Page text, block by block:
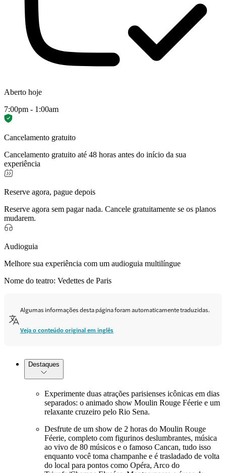
Aberto hoje
7:00pm - 1:00am
Cancelamento gratuito
Cancelamento gratuito até 48 horas antes do início da sua
experiência
Reserve agora, pague depois
Reserve agora sem pagar nada. Cancele gratuitamente se os planos
mudarem.
Audioguia
Melhore sua experiência com um audioguia multilíngue
Nome do teatro: Vedettes de Paris
Algumas informações desta página foram automaticamente traduzidas.
Veja o conteúdo original em inglês
Destaques
Experimente duas atrações parisienses icônicas em dias
separados: o animado show Moulin Rouge Féerie e um
relaxante cruzeiro pelo Rio Sena.
Desfrute de um show de 2 horas do Moulin Rouge
Féerie, completo com figurinos deslumbrantes, música
ao vivo de 80 músicos e o famoso Cancan, tudo isso
enquanto você toma champanhe e é trasladado de volta
do local para pontos como Opéra, Arco do